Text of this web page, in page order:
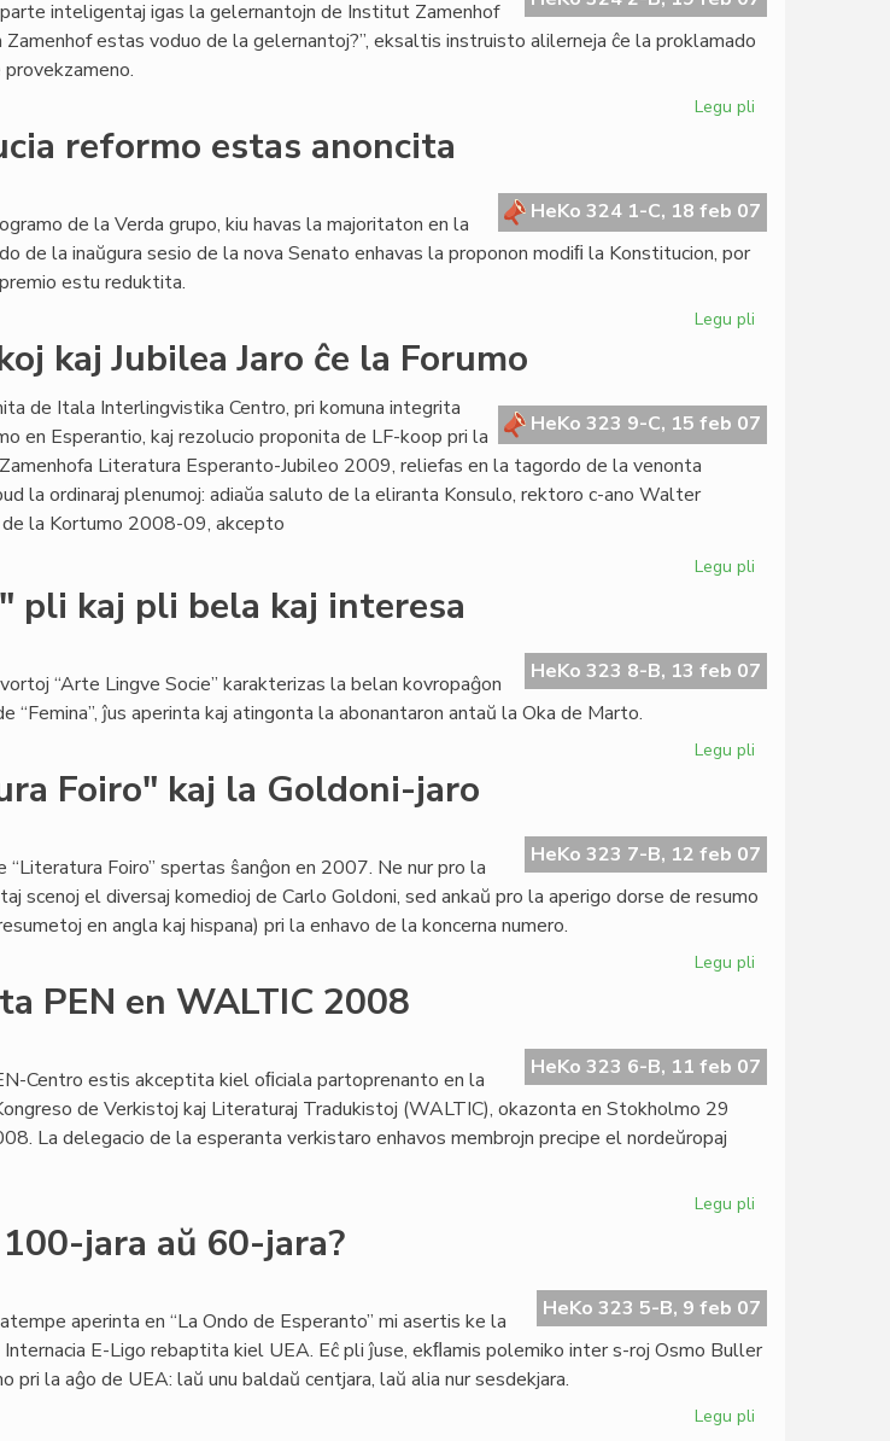
inteligentaj igas la gelernantojn de Institut Zamenhof
Zamenhof estas voduo de la gelernantoj?”, eksaltis instruisto alilerneja ĉe la proklamado
Legu pli
en
la
reformo estas anoncita
HeKo 324 1-C, 18 feb 07
de la Verda grupo, kiu havas la majoritaton en la
de la inaŭgura sesio de la nova Senato enhavas la proponon modiﬁ la Konstitucion, por
estu reduktita.
Legu pli
anoncita
kaj Jubilea Jaro ĉe la Forumo
HeKo 323 9-C, 15 feb 07
de Itala Interlingvistika Centro, pri komuna integrita
en Esperantio, kaj rezolucio proponita de LF-koop pri la
Literatura Esperanto-Jubileo 2009, reliefas en la tagordo de la venonta
la ordinaraj plenumoj: adiaŭa saluto de la eliranta Konsulo, rektoro c-ano Walter
la Kortumo 2008-09, akcepto
Legu pli
Jaro
ĉe
pli kaj pli bela kaj interesa
HeKo 323 8-B, 13 feb 07
“Arte Lingve Socie” karakterizas la belan kovropaĝon
“Femina”, ĵus aperinta kaj atingonta la abonantaron antaŭ la Oka de Marto.
Legu pli
pli
bela
kaj
Foiro" kaj la Goldoni-jaro
HeKo 323 7-B, 12 feb 07
“Literatura Foiro” spertas ŝanĝon en 2007. Ne nur pro la
scenoj el diversaj komedioj de Carlo Goldoni, sed ankaŭ pro la aperigo dorse de resumo
en angla kaj hispana) pri la enhavo de la koncerna numero.
Legu pli
la
Goldoni-
PEN en WALTIC 2008
HeKo 323 6-B, 11 feb 07
Centro estis akceptita kiel oﬁciala partoprenanto en la
de Verkistoj kaj Literaturaj Tradukistoj (WALTIC), okazonta en Stokholmo 29
La delegacio de la esperanta verkistaro enhavos membrojn precipe el nordeŭropaj
Legu pli
WALTIC
2008
jara aŭ 60-jara?
HeKo 323 5-B, 9 feb 07
aperinta en “La Ondo de Esperanto” mi asertis ke la
E-Ligo rebaptita kiel UEA. Eĉ pli ĵuse, ekﬂamis polemiko inter s-roj Osmo Buller
pri la aĝo de UEA: laŭ unu baldaŭ centjara, laŭ alia nur sesdekjara.
Legu pli